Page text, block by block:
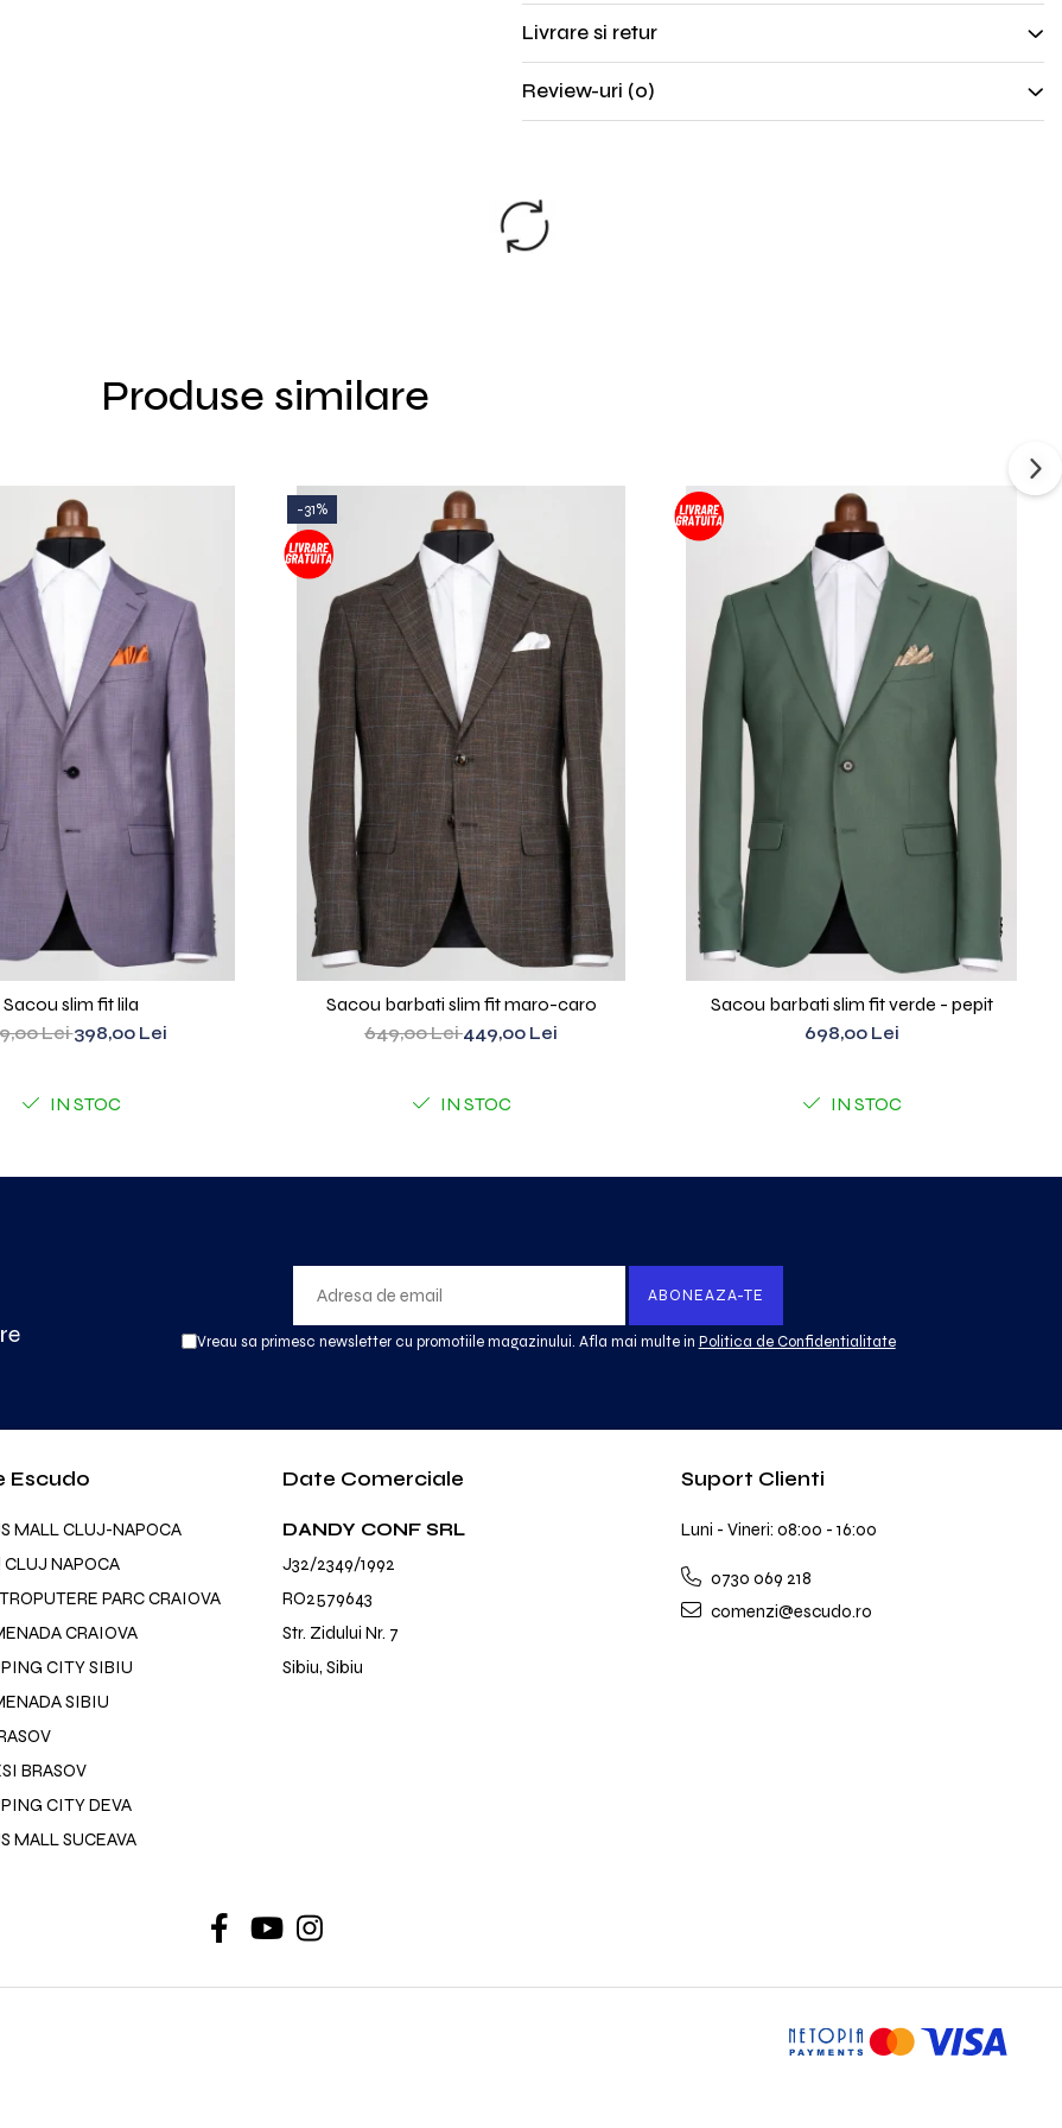
Livrare si retur
Review-uri (0)
Produse similare
Sacou slim fit lila
Lei398,00 Lei
IN STOC
-31%
Sacou barbati slim fit maro-caro
649,00 Lei449,00 Lei
IN STOC
Sacou barbati slim fit verde - pepit
698,00 Lei
IN STOC
Vreau sa primesc newsletter cu promotiile magazinului. Afla mai multe in Politica de Confidentialitate
Escudo
MALL CLUJ-NAPOCA
NAPOCA
PARC CRAIOVA
CRAIOVA
CITY SIBIU
SIBIU
BRASOV
CITY DEVA
MALL SUCEAVA
Date Comerciale
DANDY CONF SRL
J32/2349/1992
RO2579643
Str. Zidului Nr. 7
Sibiu, Sibiu
Suport Clienti
Luni - Vineri: 08:00 - 16:00
0730 069 218
comenzi@escudo.ro